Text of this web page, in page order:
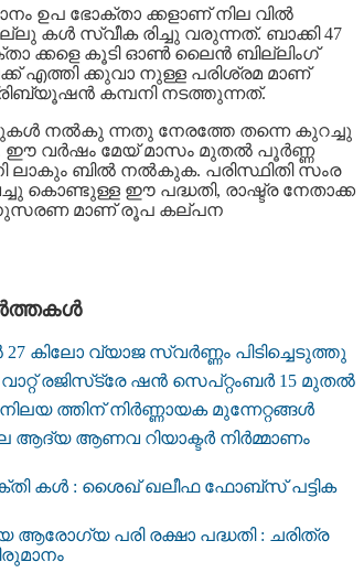
ഉപ ഭോക്താ ക്കളാണ് നില വിൽ
കൾ സ്വീക രിച്ചു വരുന്നത്. ബാക്കി 47
ക്കളെ കൂടി ഓൺ ലൈൻ ബില്ലിംഗ്
എത്തി ക്കുവാ നുള്ള പരിശ്രമ മാണ്
കമ്പനി നടത്തുന്നത്.
നൽകു ന്നതു നേരത്തേ തന്നെ കുറച്ചു
ഈ വർഷം മേയ് മാസം മുതൽ പൂർണ്ണ
ബിൽ നൽകുക. പരിസ്ഥിതി സംര
കൊണ്ടുള്ള ഈ പദ്ധതി, രാഷ്ട്ര നേതാക്ക
മാണ് രൂപ കല്പന
കിലോ വ്യാജ സ്വർണ്ണം പിടിച്ചെടുത്തു
രജിസ്‌ട്രേ ഷന്‍ സെപ്റ്റംബര്‍ 15 മുതല്‍
​ത്തി​​ന്​ നി​ർണ്ണാ​യ​ക​ മു​ന്നേ​റ്റ​ങ്ങ​ൾ
ആദ്യ ആണവ റിയാക്ടർ നിർമ്മാണം
കൾ : ശൈഖ് ഖലീഫ ഫോബ്സ് പട്ടിക
ആരോഗ്യ പരി രക്ഷാ പദ്ധതി : ചരിത്ര